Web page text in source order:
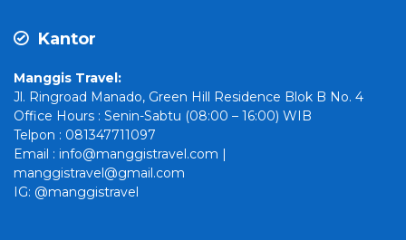
Kantor
Manggis Travel:
Jl. Ringroad Manado, Green Hill Residence Blok B No. 4
Office Hours : Senin-Sabtu (08:00 – 16:00) WIB
Telpon : 081347711097
Email : info@manggistravel.com |
manggistravel@gmail.com
IG: @manggistravel